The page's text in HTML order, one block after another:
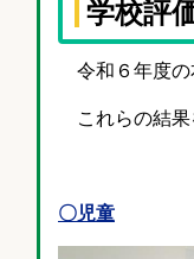
学校評
令和６年度の
これらの結果
〇児童